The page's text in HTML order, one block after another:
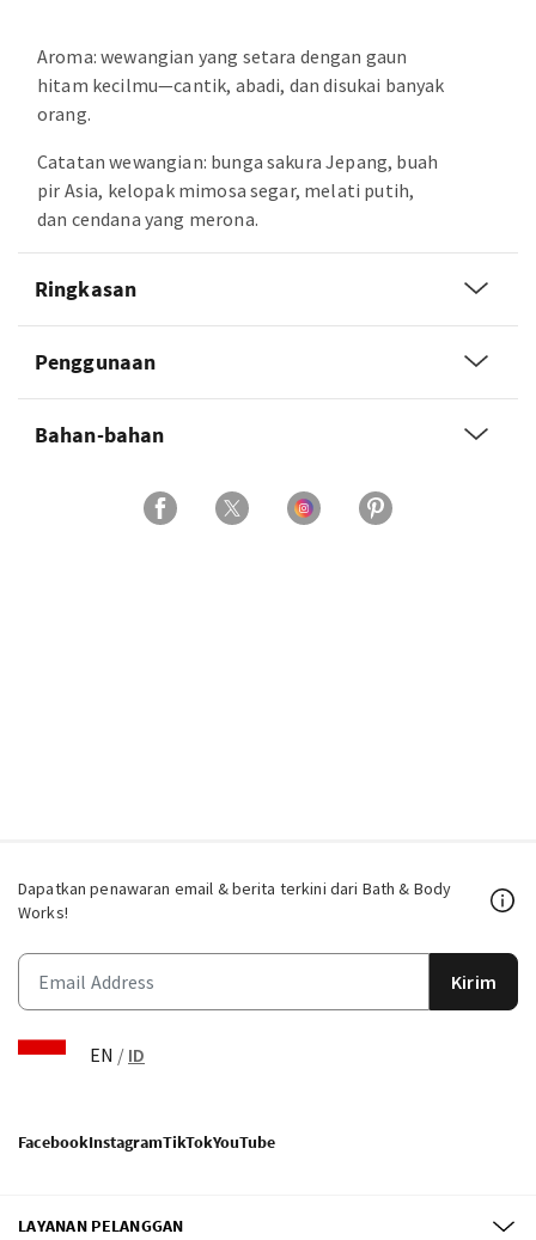
Aroma: wewangian yang setara dengan gaun
hitam kecilmu—cantik, abadi, dan disukai banyak
orang.
Catatan wewangian: bunga sakura Jepang, buah
pir Asia, kelopak mimosa segar, melati putih,
dan cendana yang merona.
Ringkasan
Penggunaan
Bahan-bahan
Dapatkan penawaran email & berita terkini dari Bath & Body
Works!
Kirim
EN / ID
FacebookInstagramTikTokYouTube
LAYANAN PELANGGAN